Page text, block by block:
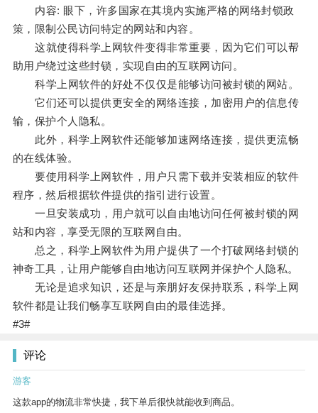
内容: 眼下，许多国家在其境内实施严格的网络封锁政
策，限制公民访问特定的网站和内容。
这就使得科学上网软件变得非常重要，因为它们可以帮
助用户绕过这些封锁，实现自由的互联网访问。
科学上网软件的好处不仅仅是能够访问被封锁的网站。
它们还可以提供更安全的网络连接，加密用户的信息传
输，保护个人隐私。
此外，科学上网软件还能够加速网络连接，提供更流畅
的在线体验。
要使用科学上网软件，用户只需下载并安装相应的软件
程序，然后根据软件提供的指引进行设置。
一旦安装成功，用户就可以自由地访问任何被封锁的网
站和内容，享受无限的互联网自由。
总之，科学上网软件为用户提供了一个打破网络封锁的
神奇工具，让用户能够自由地访问互联网并保护个人隐私。
无论是追求知识，还是与亲朋好友保持联系，科学上网
软件都是让我们畅享互联网自由的最佳选择。
#3#
评论
游客
这款app的物流非常快捷，我下单后很快就能收到商品。